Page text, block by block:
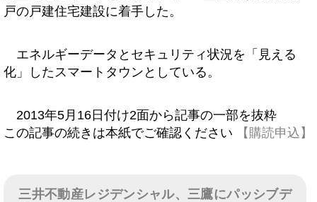
戸の戸建住宅建設に着手した。
エネルギーデータとセキュリティ状況を「見える
化」したスマートタウンとしている。
2013年5月16日付け2面から記事の一部を抜粋
この記事の続きは本紙でご確認ください
【購読申込】
三井不動産レジデンシャル、三鷹にパッシブデ